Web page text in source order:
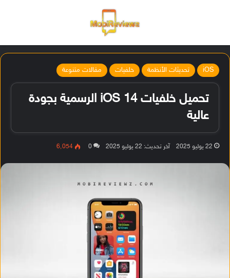
iOS تحديثات الأنظمة خلفيات مقالات متنوعة
تحميل خلفيات iOS 14 الرسمية بجودة
عالية
22 يوليو 2025 آخر تحديث: 22 يوليو 2025 0 6٬054